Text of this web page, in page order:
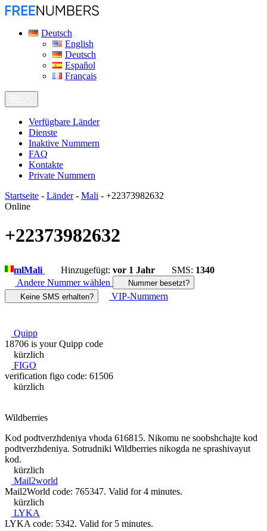
Deutsch
English
Deutsch
Español
Français
Verfügbare Länder
Dienste
Inaktive Nummern
FAQ
Kontakte
Private Nummern
Startseite - Länder- Mali - +22373982632
Online
+22373982632
mlMali Hinzugefügt: vor 1 Jahr SMS: 1340
Andere Nummer wählen
Nummer besetzt?
Keine SMS erhalten?
VIP-Nummern
Quipp
18706 is your Quipp code
kürzlich
FIGO
verification figo code: 61506
kürzlich
Wildberries
Kod podtverzhdeniya vhoda 616815. Nikomu ne soobshchajte kod
podtverzhdeniya. Sotrudniki Wildberries nikogda ne sprashivayut
kod.
kürzlich
Mail2world
Mail2World code: 765347. Valid for 4 minutes.
kürzlich
LYKA
LYKA code: 5342. Valid for 5 minutes.